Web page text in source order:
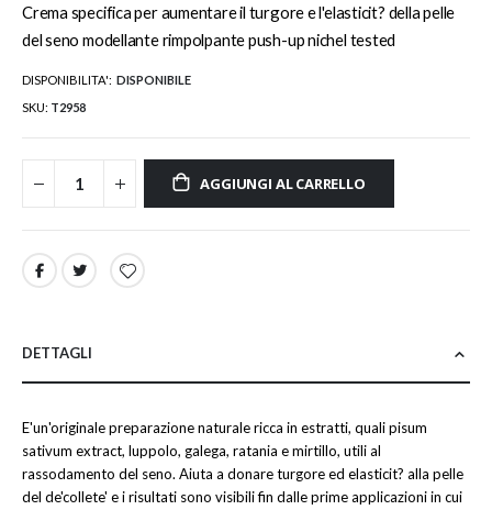
Crema specifica per aumentare il turgore e l'elasticit? della pelle
del seno modellante rimpolpante push-up nichel tested
DISPONIBILITA': DISPONIBILE
SKU T2958
AGGIUNGI AL CARRELLO
DETTAGLI
E'un'originale preparazione naturale ricca in estratti, quali pisum
sativum extract, luppolo, galega, ratania e mirtillo, utili al
rassodamento del seno. Aiuta a donare turgore ed elasticit? alla pelle
del de'collete' e i risultati sono visibili fin dalle prime applicazioni in cui